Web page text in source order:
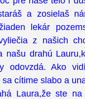
a zosielaš
lekár
z našich
našu drahú
odovzdá. Ako
sa cítime slabo a
Laura,že ste